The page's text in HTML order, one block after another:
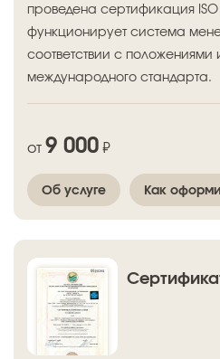
проведена сертификация
функционирует система
соответствии с положениями
международного стандарта.
от 9 000 ₽
Об услуге Как